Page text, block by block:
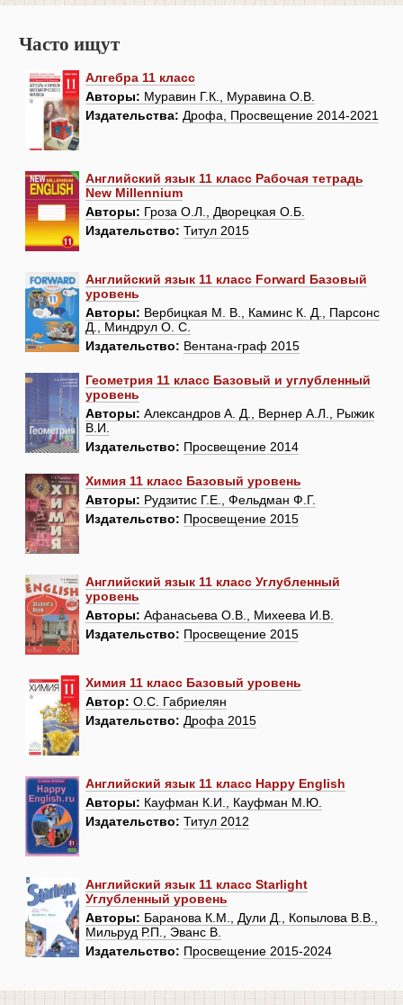
Часто ищут
Алгебра 11 класс
Авторы: Муравин Г.К., Муравина О.В.
Издательства: Дрофа, Просвещение 2014-2021
Английский язык 11 класс Рабочая тетрадь
New Millennium
Авторы: Гроза О.Л., Дворецкая О.Б.
Издательство: Титул 2015
Английский язык 11 класс Forward Базовый
уровень
Авторы: Вербицкая М. В., Каминс К. Д., Парсонс
Д., Миндрул О. С.
Издательство: Вентана-граф 2015
Геометрия 11 класс Базовый и углубленный
уровень
Авторы: Александров А. Д., Вернер А.Л., Рыжик
В.И.
Издательство: Просвещение 2014
Химия 11 класс Базовый уровень
Авторы: Рудзитис Г.Е., Фельдман Ф.Г.
Издательство: Просвещение 2015
Английский язык 11 класс Углубленный
уровень
Авторы: Афанасьева О.В., Михеева И.В.
Издательство: Просвещение 2015
Химия 11 класс Базовый уровень
Автор: О.С. Габриелян
Издательство: Дрофа 2015
Английский язык 11 класс Happy English
Авторы: Кауфман К.И., Кауфман М.Ю.
Издательство: Титул 2012
Английский язык 11 класс Starlight
Углубленный уровень
Авторы: Баранова К.М., Дули Д., Копылова В.В.,
Мильруд Р.П., Эванс В.
Издательство: Просвещение 2015-2024